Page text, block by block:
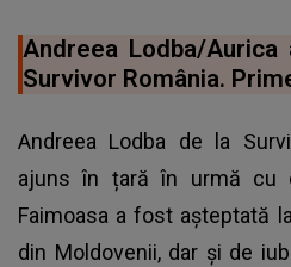
Andreea Lodba/
Survivor România.
Andreea Lodba de la
ajuns în țară în urmă cu
Faimoasa a fost așteptată
din Moldovenii, dar și de